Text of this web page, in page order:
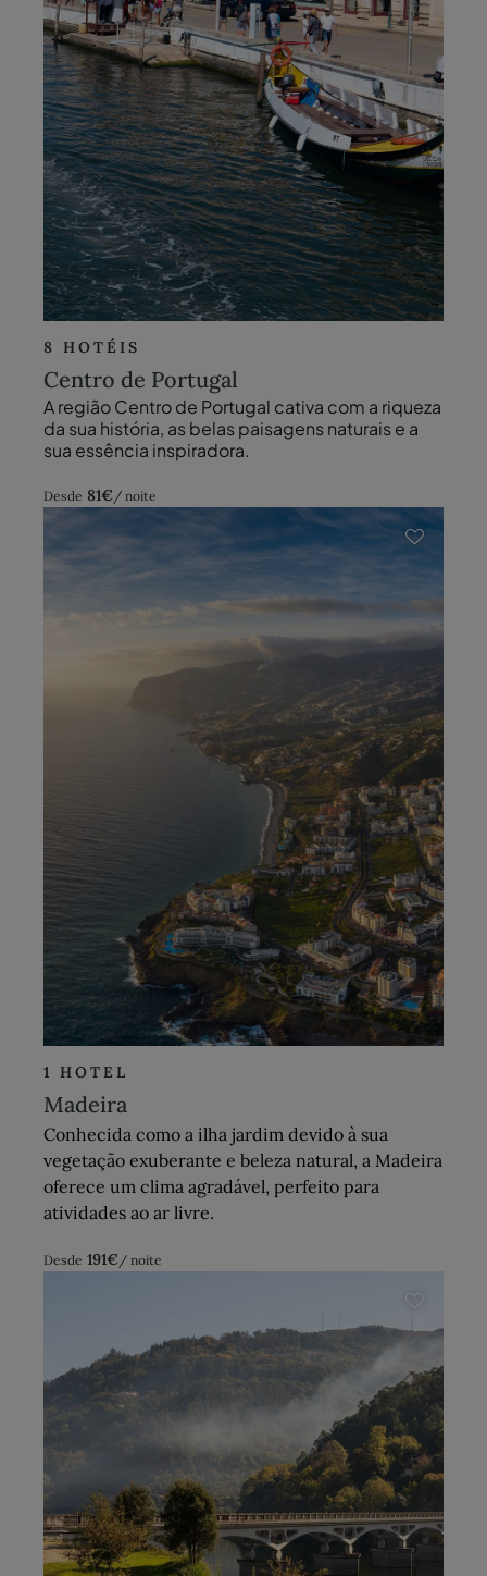
8 HOTÉIS
Centro de Portugal
A região Centro de Portugal cativa com a riqueza
da sua história, as belas paisagens naturais e a
sua essência inspiradora.
Desde 81€ / noite
1 HOTEL
Madeira
Conhecida como a ilha jardim devido à sua
vegetação exuberante e beleza natural, a Madeira
oferece um clima agradável, perfeito para
atividades ao ar livre.
Desde 191€ / noite